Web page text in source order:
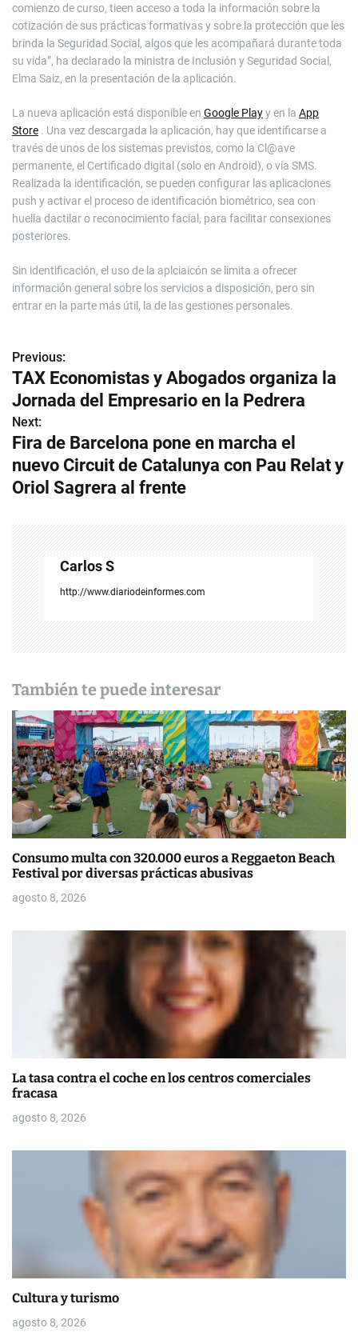
comienzo de curso, tieen acceso a toda la información sobre la
cotización de sus prácticas formativas y sobre la protección que les
brinda la Seguridad Social, algos que les acompañará durante toda
su vida”, ha declarado la ministra de Inclusión y Seguridad Social,
Elma Saiz, en la presentación de la aplicación.
La nueva aplicación está disponible en Google Playy en la App
Store . Una vez descargada la aplicación, hay que identificarse a
través de unos de los sistemas previstos, como la Cl@ave
permanente, el Certificado digital (solo en Android), o vía SMS.
Realizada la identificación, se pueden configurar las aplicaciones
push y activar el proceso de identificación biométrico, sea con
huella dactilar o reconocimiento facial, para facilitar consexiones
posteriores.
Sin identificación, el uso de la aplciaicón se limita a ofrecer
información general sobre los servicios a disposición, pero sin
entrar en la parte más útil, la de las gestiones personales.
N
a
v
e
g
e
e
n
t
r
a
d
a
Previous:
TAX Economistas y Abogados organiza la
Jornada del Empresario en la Pedrera
Next:
Fira de Barcelona pone en marcha el
nuevo Circuit de Catalunya con Pau Relat y
Oriol Sagrera al frente
Carlos S
http://www.diariodeinformes.com
También te puede interesar
Consumo multa con 320.000 euros a Reggaeton Beach
Festival por diversas prácticas abusivas
agosto 8, 2026
La tasa contra el coche en los centros comerciales
fracasa
agosto 8, 2026
Cultura y turismo
agosto 8, 2026